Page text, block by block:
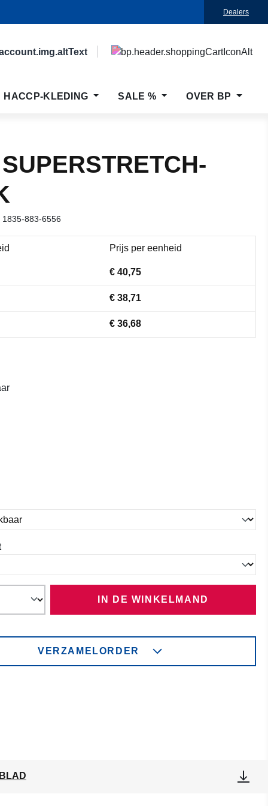
Dealers
HACCP-KLEDING SALE % OVER BP
1835-883-6556
Prijs per eenheid
€ 40,75
€ 38,71
€ 36,68
IN DE WINKELMAND
VERZAMELORDER